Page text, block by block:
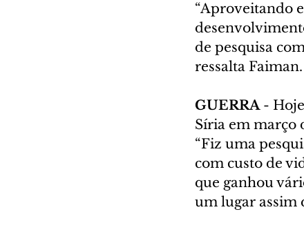
“Aproveitando
de pesquisa
ressalta Faiman.
GUERRA - Hoje
Síria em março
“Fiz uma
com custo de
que ganhou
um lugar assim